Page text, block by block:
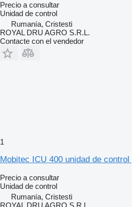
Precio a consultar
Unidad de control
Rumanía, Cristesti
ROYAL DRU AGRO S.R.L.
Contacte con el vendedor
1
Mobitec ICU 400 unidad de
Precio a consultar
Unidad de control
Rumanía, Cristesti